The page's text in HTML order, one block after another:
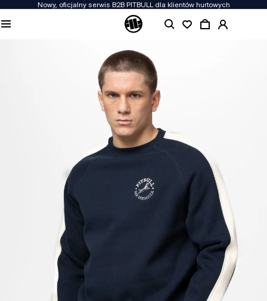
Nowy, oficjalny serwis B2B PITBULL dla klientów hurtowych